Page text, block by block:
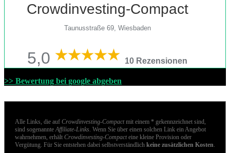
Crowdinvesting-Compact
Taunusstraße 69, Wiesbaden
5,0 10 Rezensionen
>> Bewertung bei google abgeben
Alle Links, die auf Crowdinvesting-Compactmit einem * gekennzeichnet sind,
sind sogenannteAffiliate-Links. Wenn Sie über einen solchen Link ein Angebot
wahrnehmen, erhält Crowdinvesting-Compacteine kleine Provision oder
Vergütung. Für Sie entstehen dabei selbstverständlich keine zusätzlichen Kosten.